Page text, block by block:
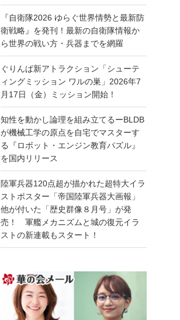
『自衛隊2026 ゆらぐ世界情勢と最新防
衛戦略』を発刊！最新の自衛隊情報か
ら世界の戦い方・兵器までを網羅
ぐりんぱ新アトラクション「シューテ
ィングミッション ワルの巣」2026年7
月17日（金）ミッション開始！
知性を動かし論理を組み立てるーBLDB
が機械工学の原点を自宅でマスターす
る『ロボット・エンジン教育パズル』
を国内リリース
陸軍兵器120点超が描かれた超特大イラ
ストポスター「帝国陸軍兵器大画報」
他が付いた「歴史群像８月号」が発
売！ 軍艦メカニズムと城の復元イラ
ストの新連載もスタート！